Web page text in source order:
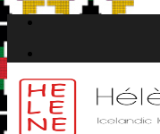
Passer
au
contenu